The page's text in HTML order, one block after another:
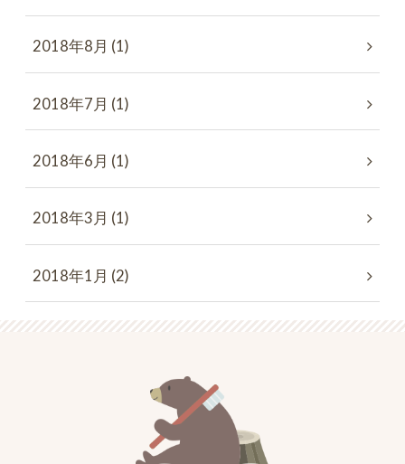
2018年8月 (1)
2018年7月 (1)
2018年6月 (1)
2018年3月 (1)
2018年1月 (2)